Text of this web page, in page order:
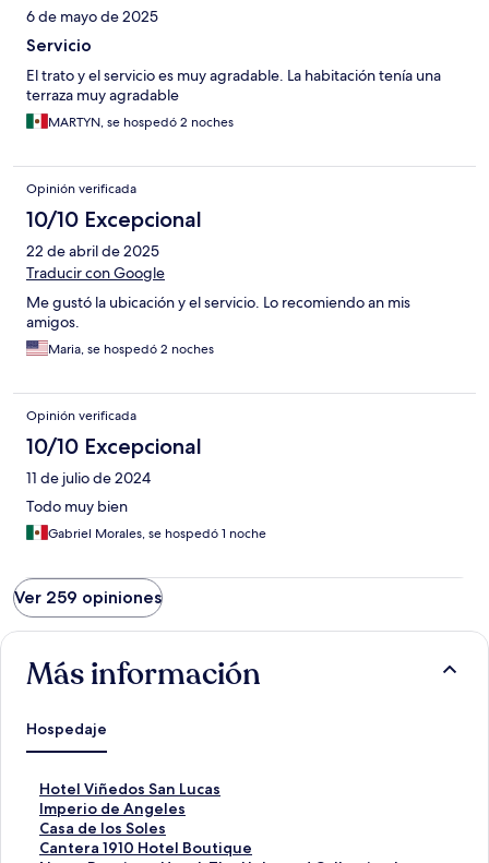
6 de mayo de 2025
Servicio
El trato y el servicio es muy agradable. La habitación tenía una
terraza muy agradable
MARTYN, se hospedó 2 noches
Opinión verificada
10/10 Excepcional
22 de abril de 2025
Traducir con Google
Me gustó la ubicación y el servicio. Lo recomiendo an mis
amigos.
Maria, se hospedó 2 noches
Opinión verificada
10/10 Excepcional
11 de julio de 2024
Todo muy bien
Gabriel Morales, se hospedó 1 noche
Ver 259 opiniones
Más información
Hospedaje
Hotel Viñedos San Lucas
E
n
l
a
Imperio de Angeles
E
n
l
Casa de los Soles
E
n
Cantera 1910 Hotel Boutique
E